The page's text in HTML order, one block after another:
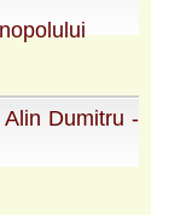
Dumitru -